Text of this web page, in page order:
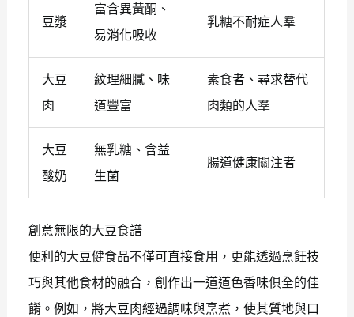
豆漿
富含異黃酮、
易消化吸收
乳糖不耐症人羣
大豆
肉
紋理細膩、味
道豐富
素食者、尋求替代
肉類的人羣
大豆
酸奶
無乳糖、含益
生菌
腸道健康關注者
創意無限的大豆食譜
便利的大豆健食品不僅可直接食用，更能透過烹飪技
巧與其他食材的融合，創作出一道道色香味俱全的佳
餚。例如，將大豆肉經過調味與烹煮，使其質地與口